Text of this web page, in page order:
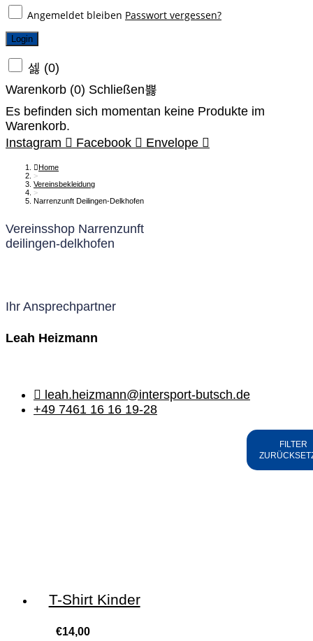
Angemeldet bleiben Passwort vergessen?
Login
(0)
Warenkorb (0) Schließen
Es befinden sich momentan keine Produkte im
Warenkorb.
Instagram
Facebook Envelope
Home
>
Vereinsbekleidung
>
Narrenzunft Deilingen-Delkhofen
Vereinsshop Narrenzunft
deilingen-delkhofen
Ihr Ansprechpartner
Leah Heizmann
leah.heizmann@intersport-butsch.de
+49 7461 16 16 19-28
FILTER
T-Shirt Kinder
€14,00